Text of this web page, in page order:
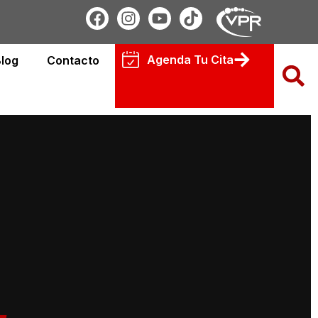
Contacto Agenda Tu Cita